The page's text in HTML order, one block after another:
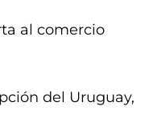
al comercio
del Uruguay,